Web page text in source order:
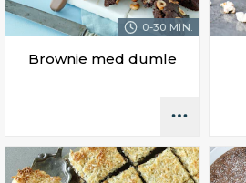
0-30 MIN.
Brownie med dumle